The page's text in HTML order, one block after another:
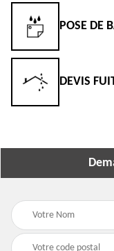
POSE DE
DEVIS